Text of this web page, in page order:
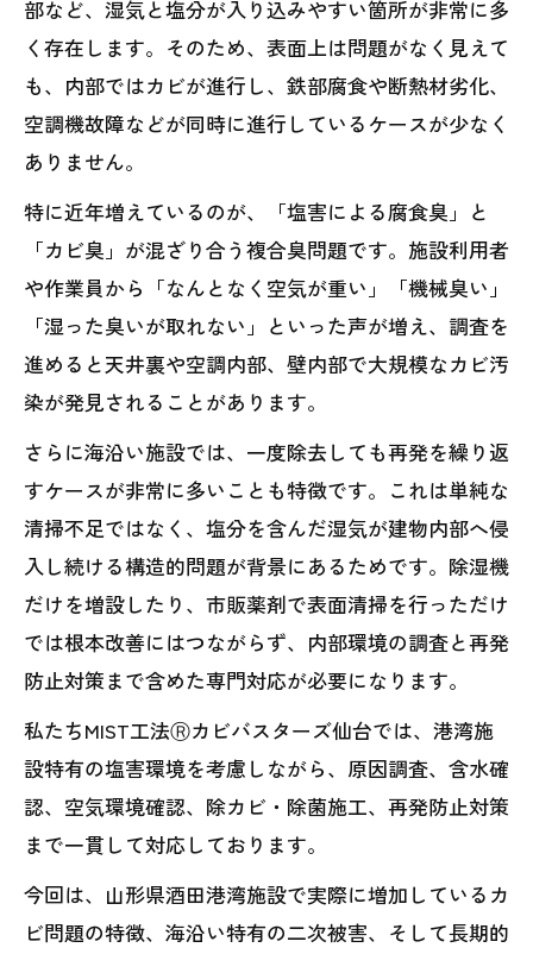
部など、湿気と塩分が入り込みやすい箇所が非常に多
く存在します。そのため、表面上は問題がなく見えて
も、内部ではカビが進行し、鉄部腐食や断熱材劣化、
空調機故障などが同時に進行しているケースが少なく
ありません。
特に近年増えているのが、「塩害による腐食臭」と
「カビ臭」が混ざり合う複合臭問題です。施設利用者
や作業員から「なんとなく空気が重い」「機械臭い」
「湿った臭いが取れない」といった声が増え、調査を
進めると天井裏や空調内部、壁内部で大規模なカビ汚
染が発見されることがあります。
さらに海沿い施設では、一度除去しても再発を繰り返
すケースが非常に多いことも特徴です。これは単純な
清掃不足ではなく、塩分を含んだ湿気が建物内部へ侵
入し続ける構造的問題が背景にあるためです。除湿機
だけを増設したり、市販薬剤で表面清掃を行っただけ
では根本改善にはつながらず、内部環境の調査と再発
防止対策まで含めた専門対応が必要になります。
私たちMIST工法Ⓡカビバスターズ仙台では、港湾施
設特有の塩害環境を考慮しながら、原因調査、含水確
認、空気環境確認、除カビ・除菌施工、再発防止対策
まで一貫して対応しております。
今回は、山形県酒田港湾施設で実際に増加しているカ
ビ問題の特徴、海沿い特有の二次被害、そして長期的